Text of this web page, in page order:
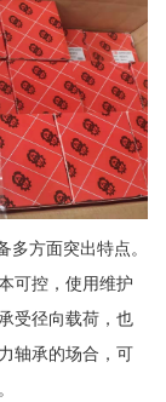
方面突出特点。
可控，使用维护
受径向载荷，也
轴承的场合，可